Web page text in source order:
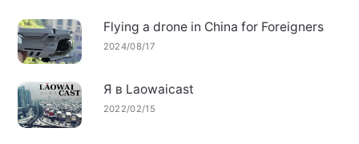
Flying a drone in China for Foreigners
2024/08/17
Я в Laowaicast
2022/02/15